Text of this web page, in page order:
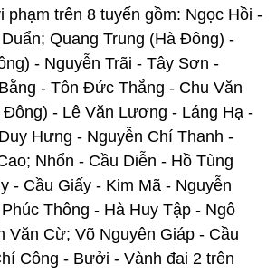
phạm trên 8 tuyến gồm: Ngọc Hồi -
Quang Trung (Hà Đông) -
- Nguyễn Trãi - Tây Sơn -
- Tôn Đức Thắng - Chu Văn
- Lê Văn Lương - Láng Hạ -
Hưng - Nguyễn Chí Thanh -
Nhổn - Cầu Diễn - Hồ Tùng
- Cầu Giấy - Kim Mã - Nguyễn
Thông - Hà Huy Tập - Ngô
Văn Cừ; Võ Nguyên Giáp - Cầu
Công - Bưởi - Vành đai 2 trên